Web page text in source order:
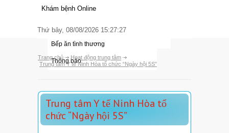
Các đơn vị
Văn bản của Trung Tâm
Giá dịch vụ y tế
Thông tin y học
Thông báo
Thư ngỏ
Nhà hảo tâm
Bếp ăn tình thương
Khám bệnh Online
Thứ bảy, 08/08/2026 15:27:27
Trang chủ
Hoạt động trung tâm
Trung tâm Y tế Ninh Hòa tổ chức “Ngày hội 5S”
Trung tâm Y tế Ninh Hòa tổ
chức “Ngày hội 5S”